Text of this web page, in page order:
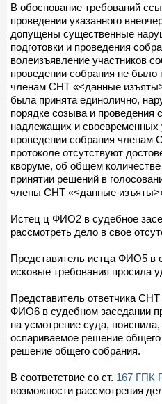
В обоснование требований
проведении указанного
допущены существенные
подготовки и проведения
волеизъявление участников
проведении собрания не было
членам СНТ «<данные
была принята единолично,
порядке созыва и проведения
надлежащих и своевременных
проведении собрания членам
протоколе отсутствуют
кворуме, об общем
принятии решений в
члены СНТ «<данные
Истец ц ФИО2 в судебное
рассмотреть дело в свое
Представитель истца ФИО5 в
исковые требования просила
Представитель ответчика
ФИО6 в судебном заседании
на усмотрение суда, пояснила,
оспариваемое решение
решение общего собрания.
В соответствие со ст. 167 ГПК
возможности рассмотрения